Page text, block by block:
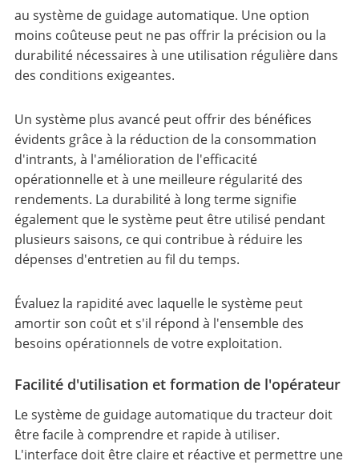
au système de guidage automatique. Une option
moins coûteuse peut ne pas offrir la précision ou la
durabilité nécessaires à une utilisation régulière dans
des conditions exigeantes.
Un système plus avancé peut offrir des bénéfices
évidents grâce à la réduction de la consommation
d'intrants, à l'amélioration de l'efficacité
opérationnelle et à une meilleure régularité des
rendements. La durabilité à long terme signifie
également que le système peut être utilisé pendant
plusieurs saisons, ce qui contribue à réduire les
dépenses d'entretien au fil du temps.
Évaluez la rapidité avec laquelle le système peut
amortir son coût et s'il répond à l'ensemble des
besoins opérationnels de votre exploitation.
Facilité d'utilisation et formation de l'opérateur
Le système de guidage automatique du tracteur doit
être facile à comprendre et rapide à utiliser.
L'interface doit être claire et réactive et permettre une